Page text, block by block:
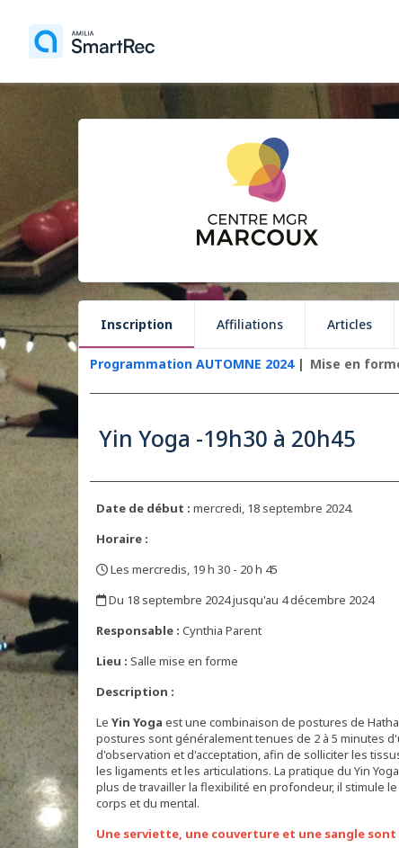
Inscription Affiliations Articles
Programmation AUTOMNE 2024 Mise en
Yin Yoga -19h30 à 20h45
Date de début : mercredi, 18 septembre 2024.
Horaire :
Les mercredis, 19 h 30 - 20 h 45
Du 18 septembre 2024 jusqu'au 4 décembre 2024
Responsable : Cynthia Parent
Lieu : Salle mise en forme
Description :
Le Yin Yoga est une combinaison de postures de
postures sont généralement tenues de 2 à 5 minutes
d'observation et d'acceptation, afin de solliciter les
les ligaments et les articulations. La pratique du Yin
plus de travailler la flexibilité en profondeur, il stimule
corps et du mental.
Une serviette, une couverture et une sangle